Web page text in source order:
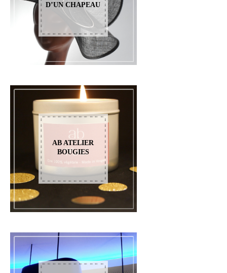
D’UN CHAPEAU
AB ATELIER
BOUGIES